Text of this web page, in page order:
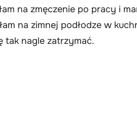
na zmęczenie po pracy i
na zimnej podłodze w
tak nagle zatrzymać.